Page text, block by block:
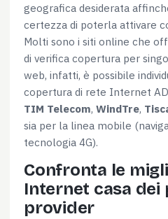
geografica desiderata
certezza di poterla attivare
Molti sono i siti online che
di verifica copertura per
web, infatti, è possibile
copertura di rete Internet
TIM Telecom, WindTre,
sia per la linea mobile
tecnologia 4G).
Confronta le
Internet casa dei
provider